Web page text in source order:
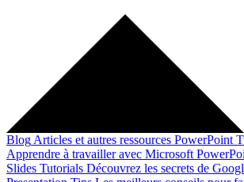
Blog Articles et autres ressources PowerPoint
Apprendre à travailler avec Microsoft
Slides Tutorials Découvrez les secrets de